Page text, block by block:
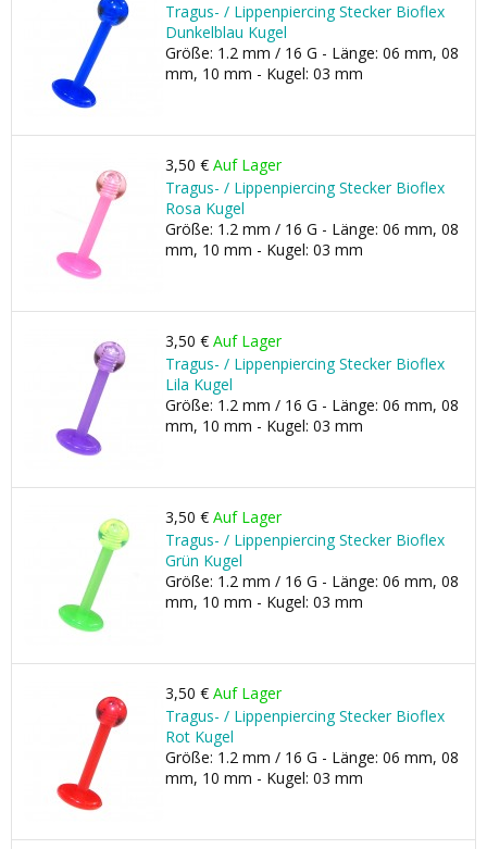
Tragus- / Lippenpiercing Stecker Bioflex
Dunkelblau Kugel
Größe: 1.2 mm / 16 G - Länge: 06 mm, 08
mm, 10 mm - Kugel: 03 mm
3,50 € Auf Lager
Tragus- / Lippenpiercing Stecker Bioflex
Rosa Kugel
Größe: 1.2 mm / 16 G - Länge: 06 mm, 08
mm, 10 mm - Kugel: 03 mm
3,50 € Auf Lager
Tragus- / Lippenpiercing Stecker Bioflex
Lila Kugel
Größe: 1.2 mm / 16 G - Länge: 06 mm, 08
mm, 10 mm - Kugel: 03 mm
3,50 € Auf Lager
Tragus- / Lippenpiercing Stecker Bioflex
Grün Kugel
Größe: 1.2 mm / 16 G - Länge: 06 mm, 08
mm, 10 mm - Kugel: 03 mm
3,50 € Auf Lager
Tragus- / Lippenpiercing Stecker Bioflex
Rot Kugel
Größe: 1.2 mm / 16 G - Länge: 06 mm, 08
mm, 10 mm - Kugel: 03 mm